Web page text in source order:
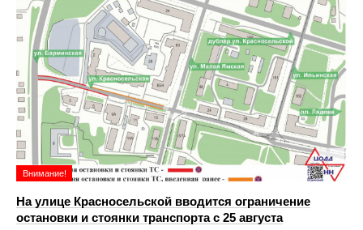
Внимание!
На улице Красносельской вводится ограничение
остановки и стоянки транспорта с 25 августа